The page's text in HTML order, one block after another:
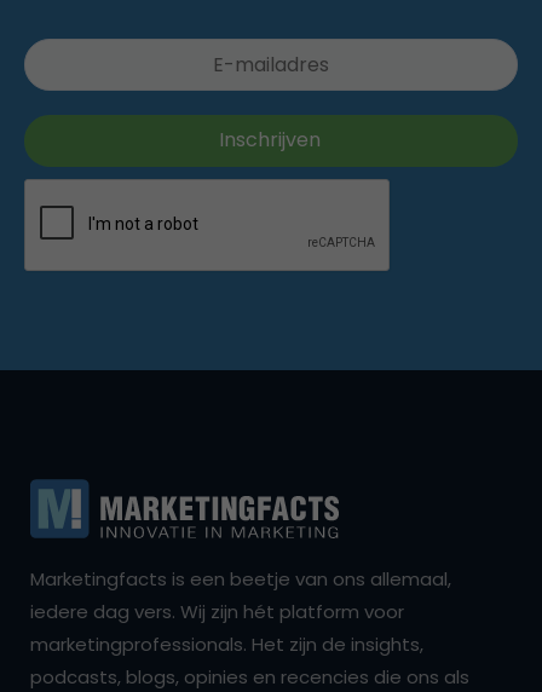
Marketingfacts is een beetje van ons allemaal,
iedere dag vers. Wij zijn hét platform voor
marketingprofessionals. Het zijn de insights,
podcasts, blogs, opinies en recencies die ons als